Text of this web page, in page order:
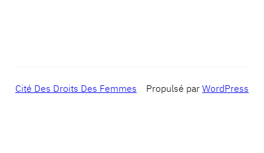
Cité Des Droits Des Femmes Propulsé parWordPress